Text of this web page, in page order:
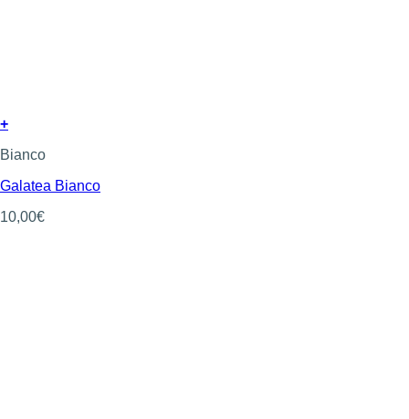
+
Bianco
Galatea Bianco
10,00€